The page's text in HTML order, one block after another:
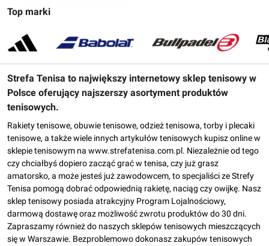
Top marki
Strefa Tenisa to największy internetowy sklep tenisowy w
Polsce oferujący najszerszy asortyment produktów
tenisowych.
Rakiety tenisowe, obuwie tenisowe, odzież tenisowa, torby i plecaki
tenisowe, a także wiele innych artykułów tenisowych kupisz online w
sklepie tenisowym na www.strefatenisa.com.pl. Niezależnie od tego
czy chciałbyś dopiero zacząć grać w tenisa, czy już grasz
amatorsko, a może jesteś już zawodowcem, to specjaliści ze Strefy
Tenisa pomogą dobrać odpowiednią rakietę, naciąg czy owijkę. Nasz
sklep tenisowy posiada atrakcyjny Program Lojalnościowy,
darmową dostawę oraz możliwość zwrotu produktów do 30 dni.
Zapraszamy również do naszych sklepów tenisowych mieszczących
się w Warszawie. Bezproblemowo dokonasz zakupów tenisowych